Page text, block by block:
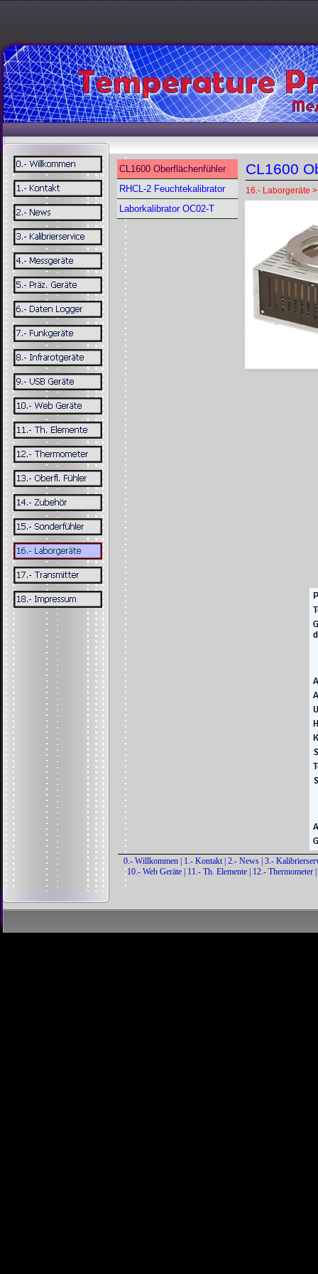
CL1600 Oberflächenfühler
RHCL-2 Feuchtekalibrator
Laborkalibrator OC02-T
CL1600
16.- Laborgeräte
0.- Willkommen 1.- Kontakt| 2.- News| 3.-
10.- Web Geräte
11.- Th. Elemente 12.- Thermometer